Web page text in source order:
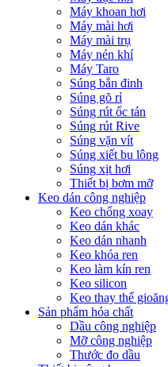
Máy khoan hơi
Máy mài hơi
Máy mài trụ
Máy nén khí
Máy Taro
Súng bắn đinh
Súng gõ rỉ
Súng rút ốc tán
Súng rút Rive
Súng vặn vít
Súng xiết bu lông
Súng xịt hơi
Thiết bị bơm mỡ
Keo dán công nghiệp
Keo chống xoay
Keo dán khác
Keo dán nhanh
Keo khóa ren
Keo làm kín ren
Keo silicon
Keo thay thế
Sản phẩm hóa chất
Dầu công nghiệp
Mỡ công nghiệp
Thước đo dầu